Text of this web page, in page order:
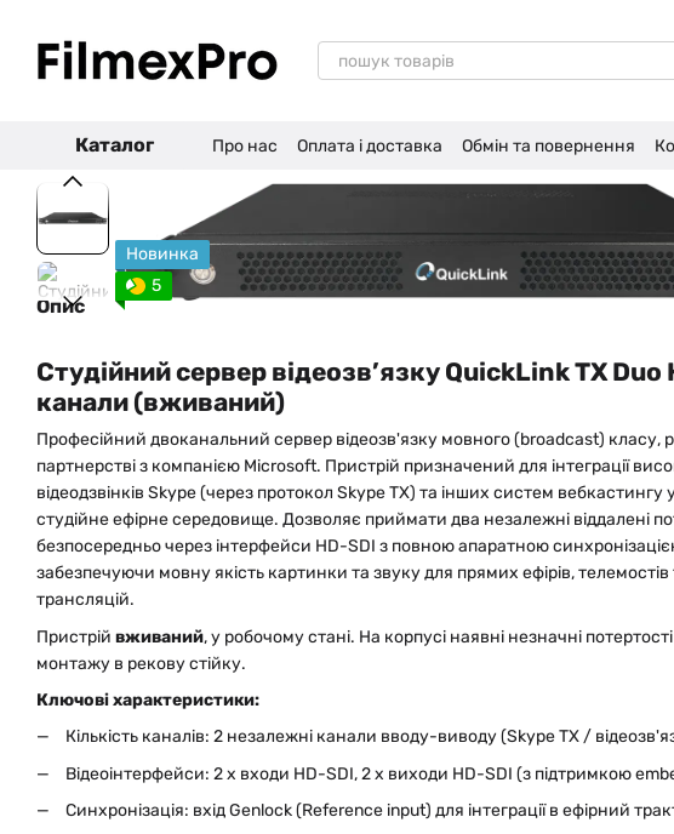
Каталог Про нас Оплата і доставка Обмін та повернення
Новинка
5
Опис
Студійний сервер відеозв’язку QuickLink TX Duo
канали (вживаний)
Професійний двоканальний сервер відеозв'язку мовного (broadcast) класу,
партнерстві з компанією Microsoft. Пристрій призначений для інтеграції
відеодзвінків Skype (через протокол Skype TX) та інших систем вебкастингу
студійне ефірне середовище. Дозволяє приймати два незалежні віддалені
безпосередньо через інтерфейси HD-SDI з повною апаратною
забезпечуючи мовну якість картинки та звуку для прямих ефірів,
трансляцій.
Пристрій вживаний, у робочому стані. На корпусі наявні незначні потертості
монтажу в рекову стійку.
Ключові характеристики:
Кількість каналів: 2 незалежні канали вводу-виводу (Skype TX /
Відеоінтерфейси: 2 x входи HD-SDI, 2 x виходи HD-SDI (з підтримкою
Синхронізація: вхід Genlock (Reference input) для інтеграції в ефірний